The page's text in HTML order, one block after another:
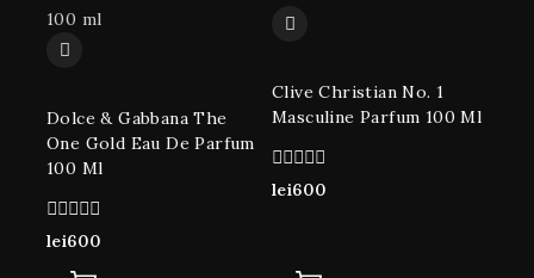
Dolce & Gabbana The
One Gold Eau De Parfum
100 Ml
0
lei600
Clive Christian No. 1
Masculine Parfum 100 Ml
0
lei600